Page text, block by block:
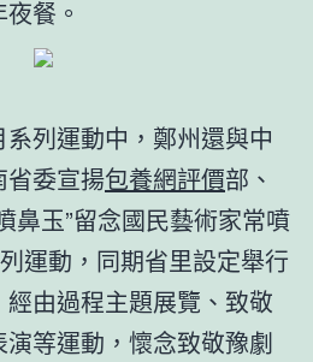
餐。
列運動中，鄭州還與中
省委宣揚包養網評價部、
鼻玉”留念國民藝術家常噴
運動，同期省里設定舉行
由過程主題展覽、致敬
等運動，懷念致敬豫劇